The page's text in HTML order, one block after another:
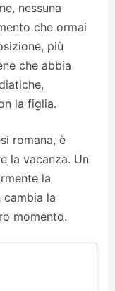
nessuna
che ormai
più
che abbia
la figlia.
romana, è
la vacanza. Un
la
la
momento.